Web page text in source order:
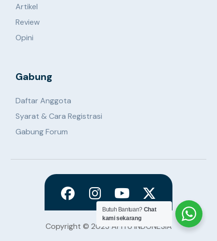
Artikel
Review
Opini
Gabung
Daftar Anggota
Syarat & Cara Registrasi
Gabung Forum
Copyright © 2023 APITU INDONESIA
Butuh Bantuan? Chat
kami sekarang